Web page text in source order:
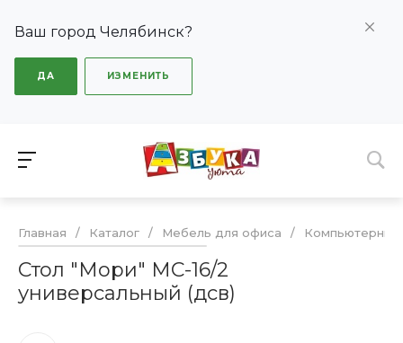
Ваш город Челябинск?
ДА ИЗМЕНИТЬ
Главная / Каталог / Мебель для офиса / Компьютерные
Стол "Мори" МС-16/2
универсальный (дсв)